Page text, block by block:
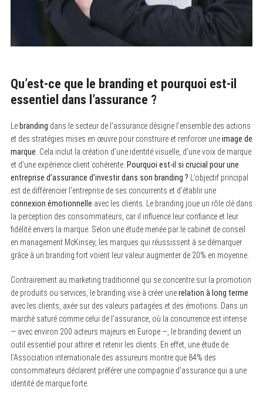
Qu’est-ce que le branding et pourquoi est-il
essentiel dans l’assurance ?
Lebranding dans le secteur de l’assurance désigne l’ensemble des actions
et des stratégies mises en œuvre pour construire et renforcer uneimage de
marque . Cela inclut la création d’une identité visuelle, d’une voix de marque
et d’une expérience client cohérente. Pourquoi est-il si crucial pour une
entreprise d’assurance d’investir dans son branding ? L’objectif principal
est de différencier l’entreprise de ses concurrents et d’établir une
connexion émotionnelle avec les clients. Le branding joue un rôle clé dans
la perception des consommateurs, car il influence leur confiance et leur
fidélité envers la marque. Selon une étude menée par le cabinet de conseil
en management McKinsey, les marques qui réussissent à se démarquer
grâce à un branding fort voient leur valeur augmenter de 20% en moyenne.
Contrairement au marketing traditionnel qui se concentre sur la promotion
de produits ou services, le branding vise à créer unerelation à long terme
avec les clients, axée sur des valeurs partagées et des émotions. Dans un
marché saturé comme celui de l’assurance, où la concurrence est intense
— avec environ 200 acteurs majeurs en Europe —, le branding devient un
outil essentiel pour attirer et retenir les clients. En effet, une étude de
l’Association internationale des assureurs montre que 84% des
consommateurs déclarent préférer une compagnie d’assurance qui a une
identité de marque forte.